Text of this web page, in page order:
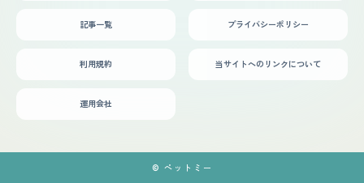
記事一覧 プライバシーポリシー
利用規約 当サイトへのリンクについて
運用会社
© ペットミー